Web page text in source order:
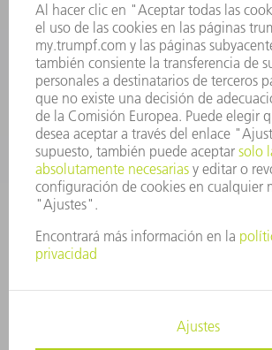
Viernes de 8h – 17h
repuestos@es.trumpf.com
CONTACTO
Departamento de Utillaje
+34 91 657 36 69
Lunes a Jueves de 8h – 18h
Viernes de 8h – 17h
utillaje@trumpf.com